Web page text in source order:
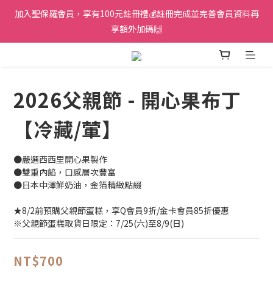
加入聖保羅會員，享有100元註冊禮💰註冊完成並完善會員資料再
享額外加碼🙌
2026父親節 - 開心果布丁
【冷藏/葷】
●嚴選西西里開心果製作
●雙重內餡，口感層次豐富
●日本中澤鮮奶油，金箔精緻點綴
★8/2前預購父親節蛋糕，享Q會員9折/金卡會員85折優惠
※父親節蛋糕取貨日限定：7/25(六)至8/9(日)
NT$700